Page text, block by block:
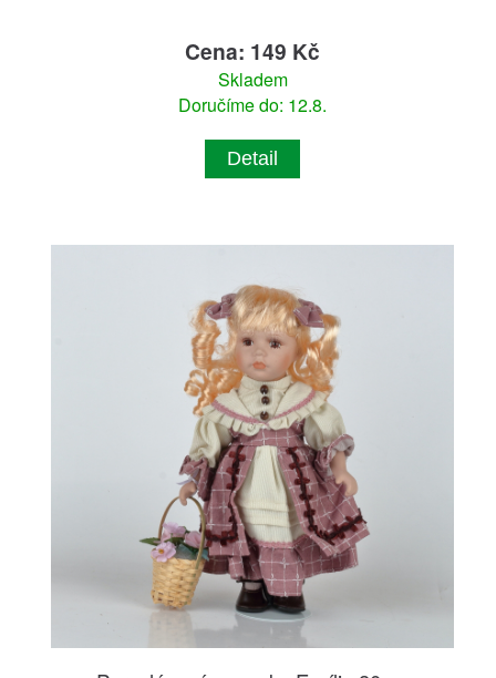
Cena: 149 Kč
Skladem
Doručíme do: 12.8.
Detail